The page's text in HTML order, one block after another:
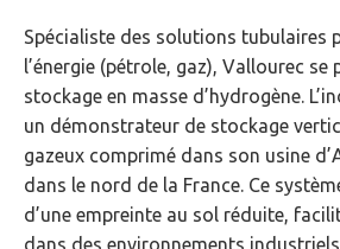
Spécialiste des solutions tubulaires
l’énergie (pétrole, gaz), Vallourec
stockage en masse d’hydrogène.
un démonstrateur de stockage
gazeux comprimé dans son usine
dans le nord de la France. Ce
d’une empreinte au sol réduite,
dans des environnements